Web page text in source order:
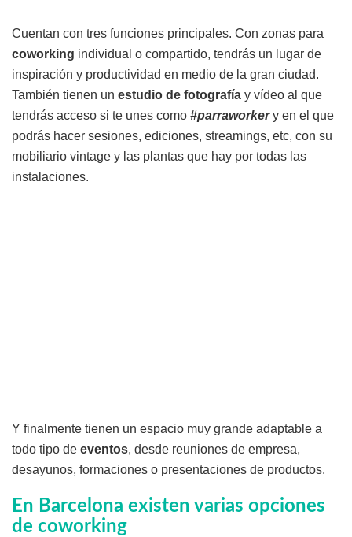
Cuentan con tres funciones principales. Con zonas para
coworking individual o compartido, tendrás un lugar de
inspiración y productividad en medio de la gran ciudad.
También tienen un estudio de fotografía y vídeo al que
tendrás acceso si te unes como #parraworkery en el que
podrás hacer sesiones, ediciones, streamings, etc, con su
mobiliario vintage y las plantas que hay por todas las
instalaciones.
Y finalmente tienen un espacio muy grande adaptable a
todo tipo de eventos, desde reuniones de empresa,
desayunos, formaciones o presentaciones de productos.
En Barcelona existen varias opciones
de coworking